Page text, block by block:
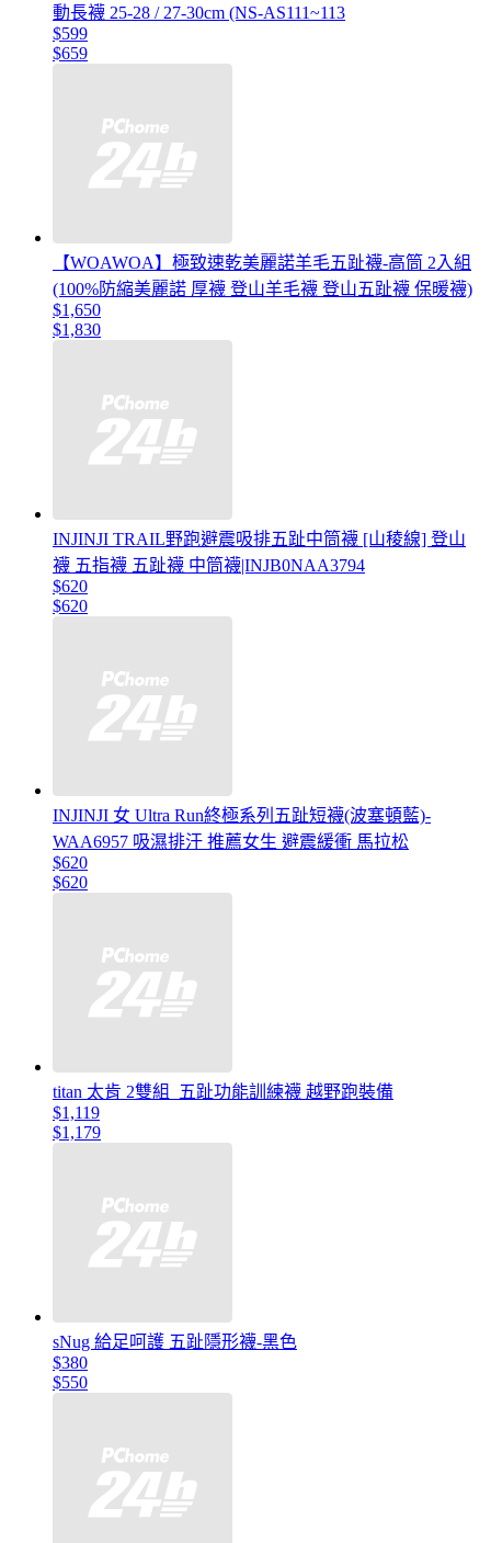
動長襪 25-28 / 27-30cm (NS-AS111~113
$599
$659
【WOAWOA】極致速乾美麗諾羊毛五趾襪-高筒 2入組
(100%防縮美麗諾 厚襪 登山羊毛襪 登山五趾襪 保暖襪)
$1,650
$1,830
INJINJI TRAIL野跑避震吸排五趾中筒襪 [山稜線] 登山
襪 五指襪 五趾襪 中筒襪|INJB0NAA3794
$620
$620
INJINJI 女 Ultra Run終極系列五趾短襪(波塞頓藍)-
WAA6957 吸濕排汗 推薦女生 避震緩衝 馬拉松
$620
$620
titan 太肯 2雙組_五趾功能訓練襪 越野跑裝備
$1,119
$1,179
sNug 給足呵護 五趾隱形襪-黑色
$380
$550